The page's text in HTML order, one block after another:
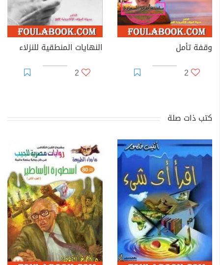
وقفة تأمل
2
النهايات المنطقية للنزلاء
2
كتب ذات صلة